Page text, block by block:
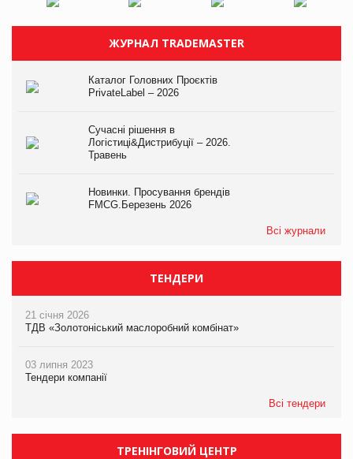
ЖУРНАЛ TRADEMASTER
Каталог Головних Проєктів
PrivateLabel – 2026
Сучасні рішення в
Логістиці&Дистрибуції – 2026.
Травень
Новинки. Просування брендів
FMCG.Березень 2026
Всі журнали
ТЕНДЕРИ
21 січня 2026
ТДВ «Золотоніський маслоробний комбінат»
03 липня 2023
Тендери компанії
Всі тендери
ТРЕНІНГОВИЙ ЦЕНТР